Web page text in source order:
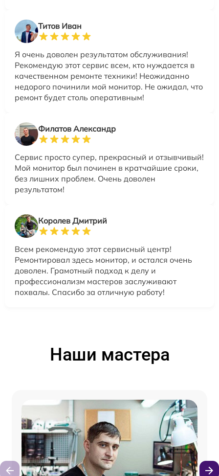
Титов Иван
Я очень доволен результатом обслуживания!
Рекомендую этот сервис всем, кто нуждается в
качественном ремонте техники! Неожиданно
недорого починили мой монитор. Не ожидал, что
ремонт будет столь оперативным!
Филатов Александр
Сервис просто супер, прекрасный и отзывчивый!
Мой монитор был починен в кратчайшие сроки,
без лишних проблем. Очень доволен
результатом!
Королев Дмитрий
Всем рекомендую этот сервисный центр!
Ремонтировал здесь монитор, и остался очень
доволен. Грамотный подход к делу и
профессионализм мастеров заслуживают
похвалы. Спасибо за отличную работу!
Наши мастера